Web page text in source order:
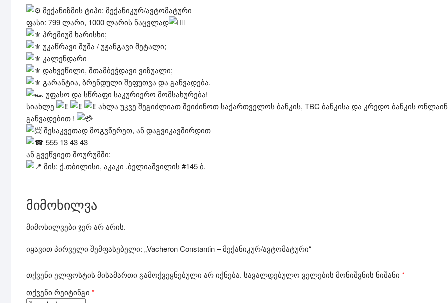
მექანიზმის ტიპი: მექანიკურ/ავტომატური
ფასი: 799 ლარი, 1000 ლარის ნაცვლად
პრემიუმ ხარისხი;
უკაწრავი შუშა / უჟანგავი მეტალი;
კალენდარი
დახვეწილი, შთამბეჭდავი ვიზუალი;
გარანტია, ბრენდული შეფუთვა და განვადება.
უფასო და სწრაფი საკურიერო მომსახურება!
სიახლე
ახლა უკვე შეგიძლიათ შეიძინოთ საქართველოს ბანკის, TBC ბანკისა და კრედო ბანკის ონლაინ
განვადებით !
შესაკვეთად მოგვწერეთ, ან დაგვიკავშირდით
555 13 43 43
ან გვეწვიეთ შოურუმში:
მის: ქ.თბილისი, აკაკი .ბელიაშვილის #145 ბ.
მიმოხილვა
მიმოხილვები ჯერ არ არის.
იყავით პირველი შემფასებელი: „Vacheron Constantin – მექანიკურ/ავტომატური“
თქვენი ელფოსტის მისამართი გამოქვეყნებული არ იქნება. სავალდებულო ველების მონიშვნის ნიშანი *
თქვენი რეიტინგი *